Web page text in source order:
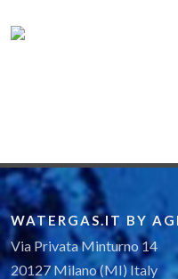
WATERGAS.IT BY
Via Privata Minturno 14
20127 Milano (MI) Italy